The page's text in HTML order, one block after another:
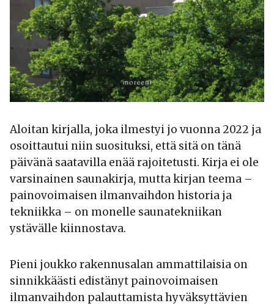
Aloitan kirjalla, joka ilmestyi jo vuonna 2022 ja
osoittautui niin suosituksi, että sitä on tänä
päivänä saatavilla enää rajoitetusti. Kirja ei ole
varsinainen saunakirja, mutta kirjan teema –
painovoimaisen ilmanvaihdon historia ja
tekniikka – on monelle saunatekniikan
ystävälle kiinnostava.
Pieni joukko rakennusalan ammattilaisia on
sinnikkäästi edistänyt painovoimaisen
ilmanvaihdon palauttamista hyväksyttävien